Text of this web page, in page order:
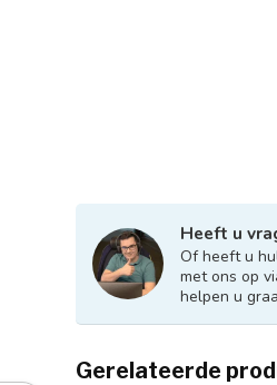
Heeft u
Of heeft u
met ons op
helpen u
Gerelateerde